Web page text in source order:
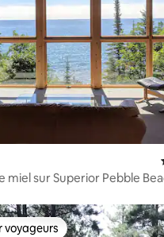
miel sur Superior Pebble